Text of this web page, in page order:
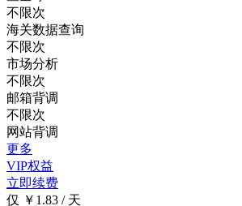
不限次
海关数据查询
不限次
市场分析
不限次
邮箱背调
不限次
网站背调
更多
VIP权益
立即续费
仅 ￥1.83 / 天